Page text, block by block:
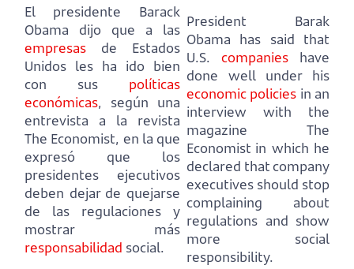
El presidente Barack
Obama dijo que a las
empresas de Estados
Unidos les ha ido bien
con sus políticas
económicas,
según una
entrevista a la revista
The Economist, en la que
expresó que los
presidentes ejecutivos
deben dejar de quejarse
de las regulaciones y
mostrar más
responsabilidad social.
President Barak
Obama has said that
U.S. companies have
done well under his
economic policies in an
interview with the
magazine The
Economist in which he
declared that company
executives should stop
complaining about
regulations and show
more social
responsibility.